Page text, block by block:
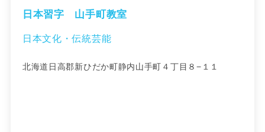
日本習字 山手町教室
日本文化・伝統芸能
北海道日高郡新ひだか町静内山手町４丁目８−１１